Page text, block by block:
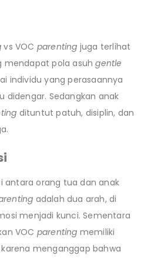
vs VOC parenting juga terlihat
mendapat pola asuhgentle
individu yang perasaannya
didengar. Sedangkan anak
dituntut patuh, disiplin, dan
antara orang tua dan anak
adalah dua arah, di
menjadi kunci. Sementara
VOC parenting memiliki
menganggap bahwa